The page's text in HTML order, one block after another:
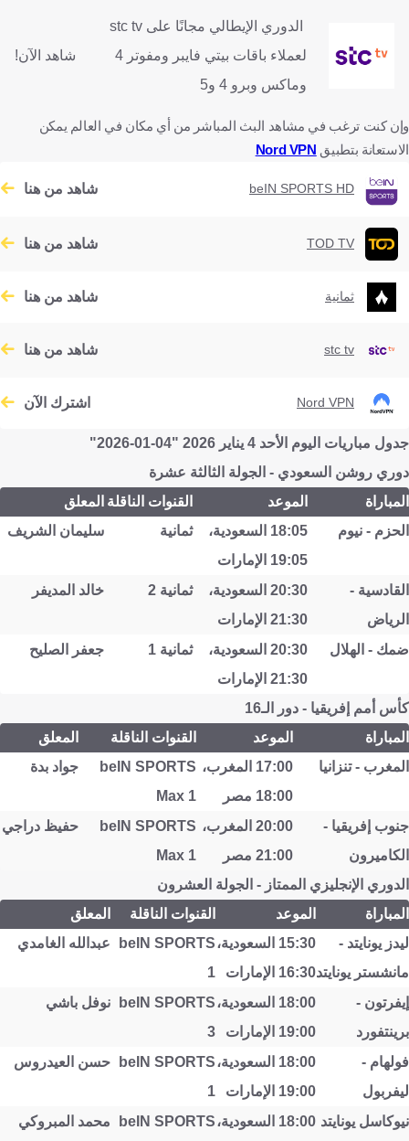
الدوري الإيطالي مجانًا على stc tv
لعملاء باقات بيتي فايبر ومفوتر 4
وماكس وبرو 4 و5
شاهد الآن!
وإن كنت ترغب في مشاهد البث المباشر من أي مكان في العالم يمكن
الاستعانة بتطبيق Nord VPN
beIN SPORTS HD شاهد من هنا
TOD TV شاهد من هنا
ثمانية شاهد من هنا
stc tv شاهد من هنا
Nord VPN اشترك الآن
جدول مباريات اليوم الأحد 4 يناير 2026 "04-01-2026"
دوري روشن السعودي - الجولة الثالثة عشرة
المباراة
الموعد القنوات الناقلة المعلق
الحزم - نيوم
18:05 السعودية،
19:05 الإمارات
ثمانية سليمان الشريف
القادسية -
الرياض
20:30 السعودية،
21:30 الإمارات
ثمانية 2 خالد المديفر
ضمك - الهلال
20:30 السعودية،
21:30 الإمارات
ثمانية 1 جعفر الصليح
كأس أمم إفريقيا - دور الـ16
المباراة
الموعد القنوات الناقلة
المعلق
المغرب - تنزانيا
17:00 المغرب،
18:00 مصر
beIN SPORTS
Max 1
جواد بدة
جنوب إفريقيا -
الكاميرون
20:00 المغرب،
21:00 مصر
beIN SPORTS
Max 1
حفيظ دراجي
الدوري الإنجليزي الممتاز - الجولة العشرون
المباراة
الموعد القنوات الناقلة
المعلق
ليدز يونايتد -
مانشستر يونايتد
15:30 السعودية،
16:30 الإمارات
beIN SPORTS
1
عبدالله الغامدي
إيفرتون -
برينتفورد
18:00 السعودية،
19:00 الإمارات
beIN SPORTS
3
نوفل باشي
فولهام -
ليفربول
18:00 السعودية،
19:00 الإمارات
beIN SPORTS
1
حسن العيدروس
نيوكاسل يونايتد 18:00 السعودية،beIN SPORTS محمد المبروكي